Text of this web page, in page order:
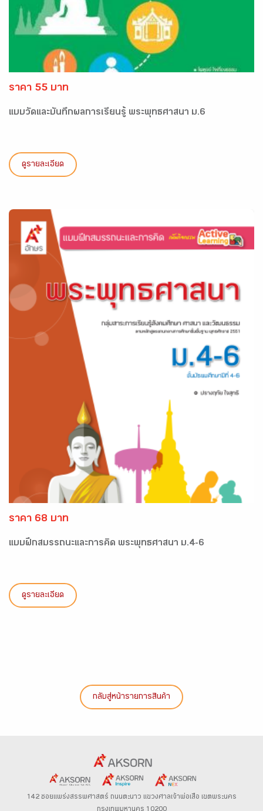
ราคา 55 บาท
แบบวัดและบันทึกผลการเรียนรู้ พระพุทธศาสนา ม.6
ดูรายละเอียด
ราคา 68 บาท
แบบฝึกสมรรถนะและการคิด พระพุทธศาสนา ม.4-6
ดูรายละเอียด
กลับสู่หน้ารายการสินค้า
142 ซอยแพร่งสรรพศาสตร์ ถนนตะนาว แขวงศาลเจ้าพ่อเสือ เขตพระนคร
กรุงเทพมหานคร 10200